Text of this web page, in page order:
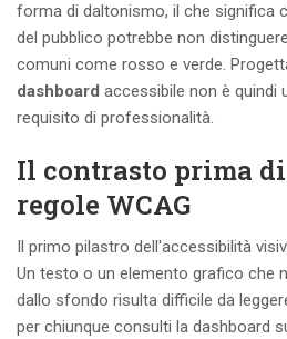
forma di daltonismo, il che significa
del pubblico potrebbe non
comuni come rosso e verde.
dashboard accessibile non è quindi
requisito di professionalità.
Il contrasto prima
regole WCAG
Il primo pilastro dell'accessibilità
Un testo o un elemento grafico che
dallo sfondo risulta difficile da
per chiunque consulti la dashboard